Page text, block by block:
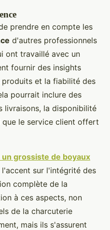
prendre en compte les
d'autres professionnels
ont travaillé avec un
fournir des insights
et la fiabilité des
pourrait inclure des
livraisons, la disponibilité
le service client offert
grossiste de boyaux
sur l'intégrité des
complète de la
à ces aspects, non
de la charcuterie
mais ils s'assurent